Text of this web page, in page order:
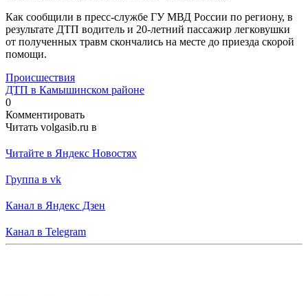
Как сообщили в пресс-службе ГУ МВД России по региону, в
результате ДТП водитель и 20-летний пассажир легковушки
от полученных травм скончались на месте до приезда скорой
помощи.
Происшествия
ДТП в Камышинском районе
0
Комментировать
Читать volgasib.ru в
Читайте в Яндекс Новостях
Группа в vk
Канал в Яндекс Дзен
Канал в Telegram